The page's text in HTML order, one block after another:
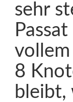
sehr
8
bleibt,